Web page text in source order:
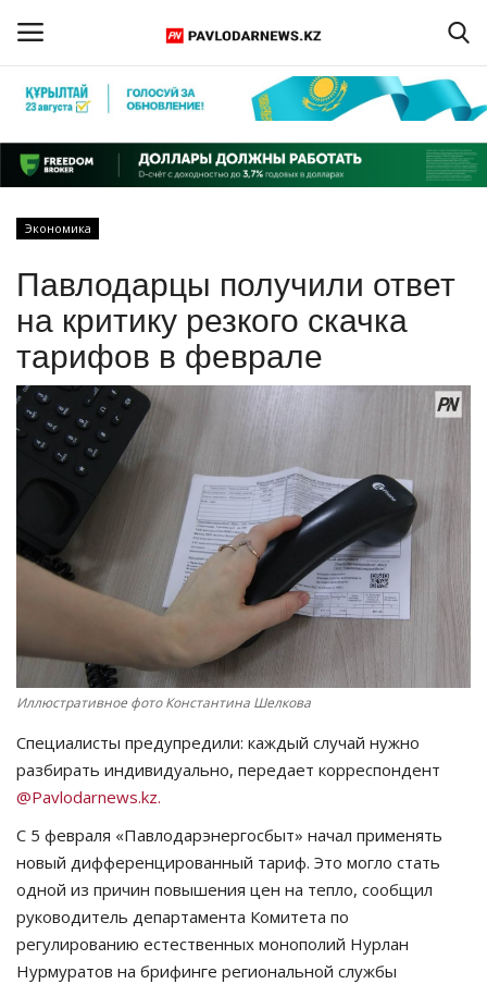
Регистрация
Главная
ПАВЛОДАРСКАЯ ОБЛАСТЬ
КАЗАХСТАН
МИР
СПЕЦПРОЕКТЫ
СПОРТ
Чек-лист
РАЗВЛЕЧЕНИЯ
OFFICIAL
Курултай
Язык
Қазақша Русский
Экономика
Павлодарцы получили ответ
на критику резкого скачка
тарифов в феврале
Иллюстративное фото Константина Шелкова
Специалисты предупредили: каждый случай нужно
разбирать индивидуально, передает корреспондент
@Pavlodarnews.kz.
С 5 февраля «Павлодарэнергосбыт» начал применять
новый дифференцированный тариф. Это могло стать
одной из причин повышения цен на тепло, сообщил
руководитель департамента Комитета по
регулированию естественных монополий Нурлан
Нурмуратов на брифинге региональной службы